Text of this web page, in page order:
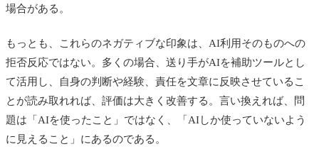
場合がある。
もっとも、これらのネガティブな印象は、AI利用そのものへの
拒否反応ではない。多くの場合、送り手がAIを補助ツールとし
て活用し、自身の判断や経験、責任を文章に反映させているこ
とが読み取れれば、評価は大きく改善する。言い換えれば、問
題は「AIを使ったこと」ではなく、「AIしか使っていないよう
に見えること」にあるのである。